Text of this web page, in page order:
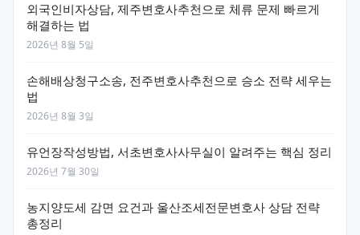
외국인비자상담, 제주변호사추천으로 체류 문제 빠르게
해결하는 법
2026년 8월 5일
손해배상청구소송, 전주변호사추천으로 승소 전략 세우는
법
2026년 8월 3일
유언장작성방법, 서초변호사사무실이 알려주는 핵심 정리
2026년 7월 30일
농지양도세 감면 요건과 울산조세전문변호사 상담 전략
총정리